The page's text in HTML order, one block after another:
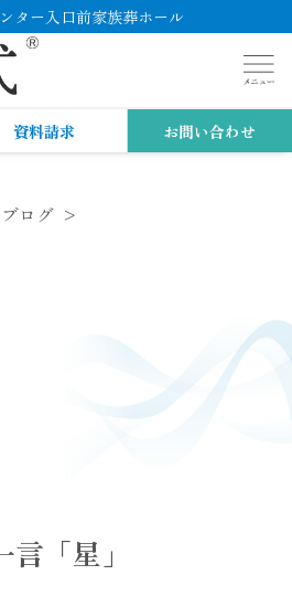
ター入口前家族葬ホール
資料請求 お問い合わせ
ログ
「星」